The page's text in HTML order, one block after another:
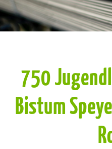
750
Bistum